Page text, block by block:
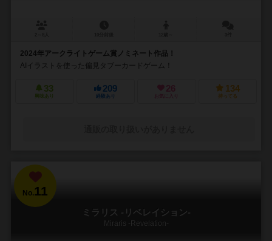
2024年アークライトゲーム賞ノミネート作品！
AIイラストを使った偏見タブーカードゲーム！
33
興味あり
209
経験あり
26
お気に入り
134
持ってる
No.11
ミラリス -リベレイション-
Miraris -Revelation-